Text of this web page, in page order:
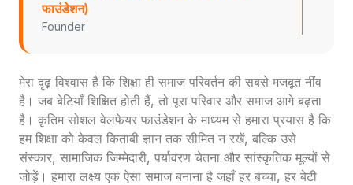
फाउंडेशन)
Founder
मेरा दृढ़ विश्वास है कि शिक्षा ही समाज परिवर्तन की सबसे मजबूत नींव
है। जब बेटियाँ शिक्षित होती हैं, तो पूरा परिवार और समाज आगे बढ़ता
है। कृतिम सोशल वेलफेयर फाउंडेशन के माध्यम से हमारा प्रयास है कि
हम शिक्षा को केवल किताबी ज्ञान तक सीमित न रखें, बल्कि उसे
संस्कार, सामाजिक जिम्मेदारी, पर्यावरण चेतना और सांस्कृतिक मूल्यों से
जोड़ें। हमारा लक्ष्य एक ऐसा समाज बनाना है जहाँ हर बच्चा, हर बेटी